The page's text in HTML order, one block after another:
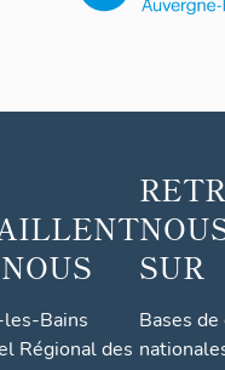
Bains
Régional des
SUR
Bases